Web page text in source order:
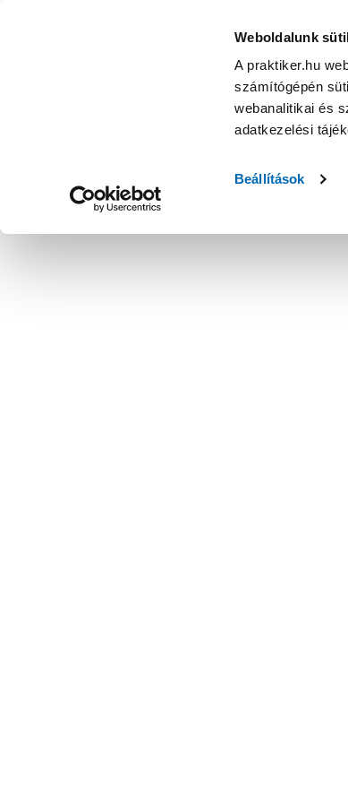
Weboldalunk
A praktiker.hu
számítógépén
webanalitikai és
adatkezelési
Beállítások